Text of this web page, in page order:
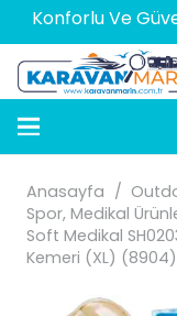
Ve Güvenli
Anasayfa /
Spor, Medikal
Soft Medikal
Kemeri (XL) (8904)